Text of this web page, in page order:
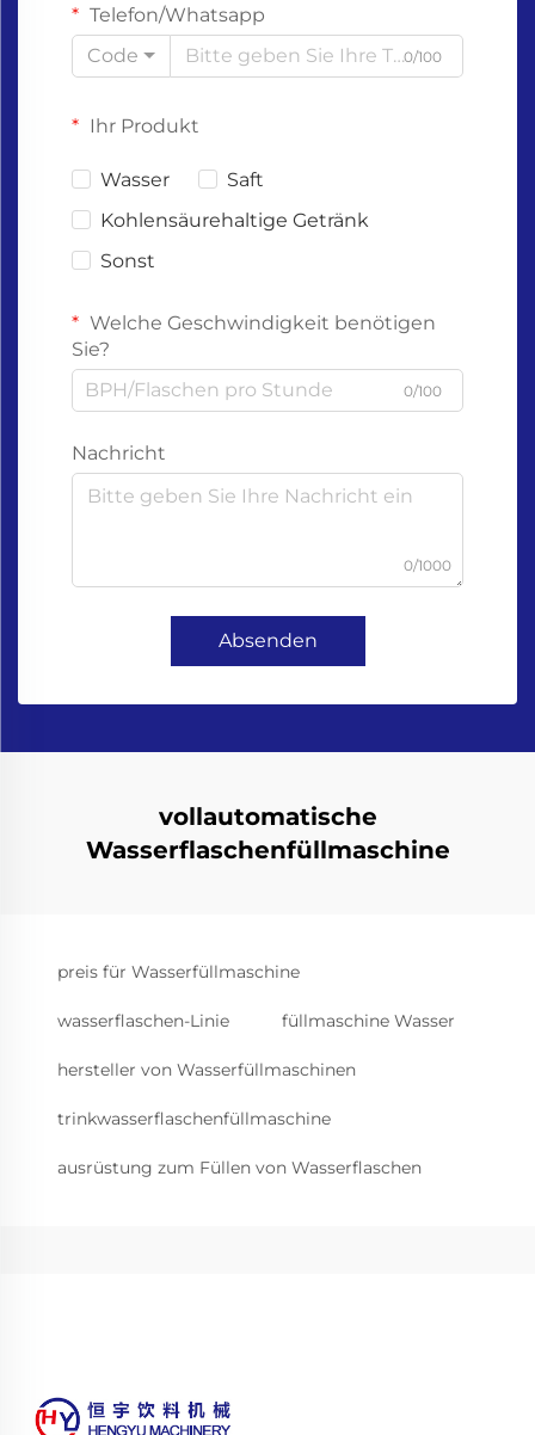
Telefon/Whatsapp
Code
0/100
Ihr Produkt
Wasser
Saft
Kohlensäurehaltige Getränk
Sonst
Welche Geschwindigkeit benötigen
Sie?
0/100
Nachricht
0/1000
Absenden
vollautomatische
Wasserflaschenfüllmaschine
preis für Wasserfüllmaschine
wasserflaschen-Linie füllmaschine Wasser
hersteller von Wasserfüllmaschinen
trinkwasserflaschenfüllmaschine
ausrüstung zum Füllen von Wasserflaschen